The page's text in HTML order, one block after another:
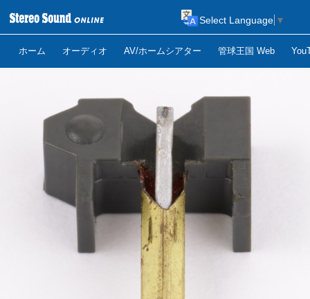
ホーム オーディオ AV/ホームシアター 管球王国 Web
Select Language ▼